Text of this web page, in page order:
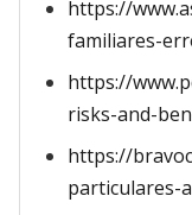
https://
familiares-
https://
risks-and-
https://
particulares-